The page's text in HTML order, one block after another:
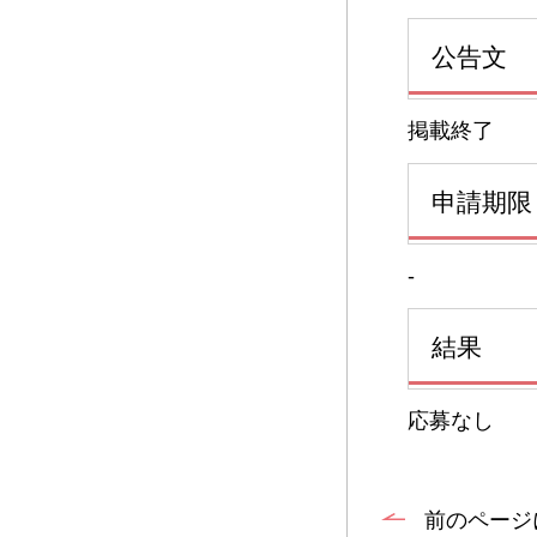
公告文
掲載終了
申請期限
-
結果
応募なし
前のペー